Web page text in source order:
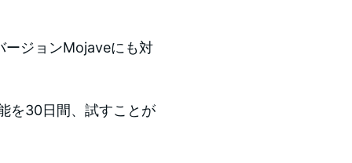
ージョンMojaveにも対
を30日間、試すことが